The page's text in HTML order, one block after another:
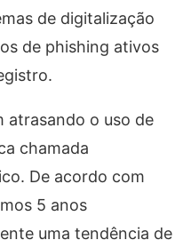
de digitalização
de phishing ativos
atrasando o uso de
chamada
De acordo com
5 anos
uma tendência de